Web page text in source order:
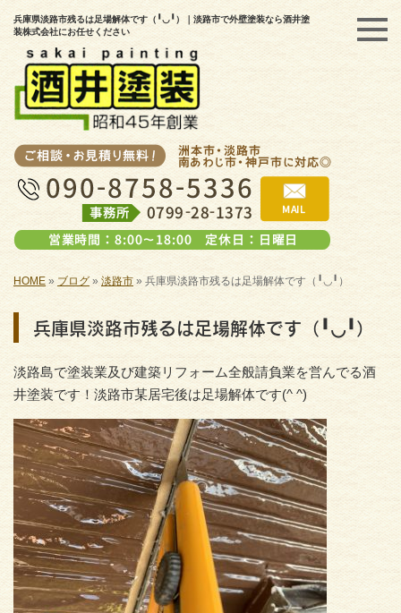
兵庫県淡路市残るは足場解体です（╹◡╹）｜淡路市で外壁塗装なら酒井塗
装株式会社にお任せください
HOME » ブログ» 淡路市 » 兵庫県淡路市残るは足場解体です（╹◡╹）
兵庫県淡路市残るは足場解体です（╹◡╹）
淡路島で塗装業及び建築リフォーム全般請負業を営んでる酒
井塗装です！淡路市某居宅後は足場解体です(^ ^)